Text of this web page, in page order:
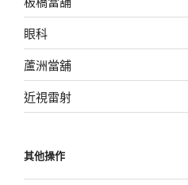
眼科
蘆洲當舖
近視雷射
其他操作